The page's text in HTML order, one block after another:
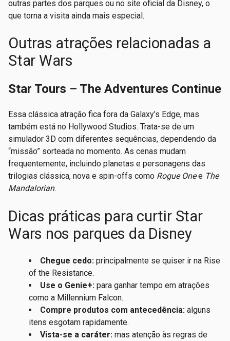
outras partes dos parques ou no site oficial da Disney, o
que torna a visita ainda mais especial.
Outras atrações relacionadas a
Star Wars
Star Tours – The Adventures Continue
Essa clássica atração fica fora da Galaxy’s Edge, mas
também está no Hollywood Studios. Trata-se de um
simulador 3D com diferentes sequências, dependendo da
“missão” sorteada no momento. As cenas mudam
frequentemente, incluindo planetas e personagens das
trilogias clássica, nova e spin-offs como Rogue Onee The
Mandalorian.
Dicas práticas para curtir Star
Wars nos parques da Disney
Chegue cedo: principalmente se quiser ir na Rise
of the Resistance.
Use o Genie+: para ganhar tempo em atrações
como a Millennium Falcon.
Compre produtos com antecedência: alguns
itens esgotam rapidamente.
Vista-se a caráter: mas atenção às regras de